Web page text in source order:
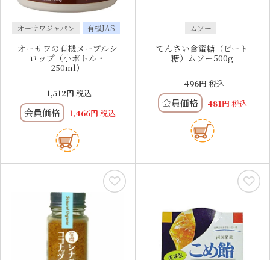
オーサワジャパン 有機JAS
オーサワの有機メープルシ
ロップ（小ボトル・
250ml）
1,512 税込
会員価格 1,466 税込
ムソー
てんさい含蜜糖（ビート
糖）ムソー500g
496 税込
会員価格 481 税込